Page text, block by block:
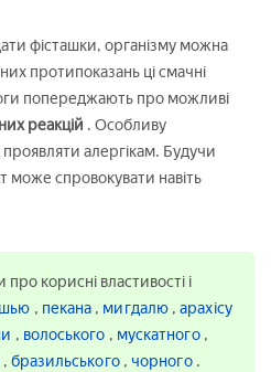
фісташки, організму можна
протипоказань ці смачні
попереджають про можливі
реакцій . Особливу
алергікам. Будучи
спровокувати навіть
корисні властивості і
, пекана , мигдалю ,арахісу
, волоського , мускатного ,
, бразильського , чорного .